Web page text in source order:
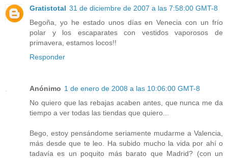
Gratistotal 31 de diciembre de 2007 a las 7:58:00 GMT-8
Begoña, yo he estado unos días en Venecia con un frío
polar y los escaparates con vestidos vaporosos de
primavera, estamos locos!!
Responder
Anónimo 1 de enero de 2008 a las 10:06:00 GMT-8
No quiero que las rebajas acaben antes, que nunca me da
tiempo a ver todas las tiendas que quiero...
Bego, estoy pensándome seriamente mudarme a Valencia,
más desde que te leo. Ha subido mucho la vida por ahí o
tadavía es un poquito más barato que Madrid? (con un